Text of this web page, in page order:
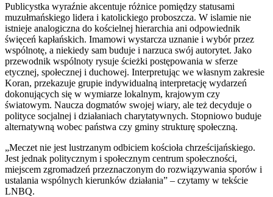
Publicystka wyraźnie akcentuje różnice pomiędzy statusami
muzułmańskiego lidera i katolickiego proboszcza. W islamie nie
istnieje analogiczna do kościelnej hierarchia ani odpowiednik
święceń kapłańskich. Imamowi wystarcza uznanie i wybór przez
wspólnotę, a niekiedy sam buduje i narzuca swój autorytet. Jako
przewodnik wspólnoty rysuje ścieżki postępowania w sferze
etycznej, społecznej i duchowej. Interpretując we własnym zakresie
Koran, przekazuje grupie indywidualną interpretację wydarzeń
dokonujących się w wymiarze lokalnym, krajowym czy
światowym. Naucza dogmatów swojej wiary, ale też decyduje o
polityce socjalnej i działaniach charytatywnych. Stopniowo buduje
alternatywną wobec państwa czy gminy strukturę społeczną.
„Meczet nie jest lustrzanym odbiciem kościoła chrześcijańskiego.
Jest jednak politycznym i społecznym centrum społeczności,
miejscem zgromadzeń przeznaczonym do rozwiązywania sporów i
ustalania wspólnych kierunków działania” – czytamy w tekście
LNBQ.